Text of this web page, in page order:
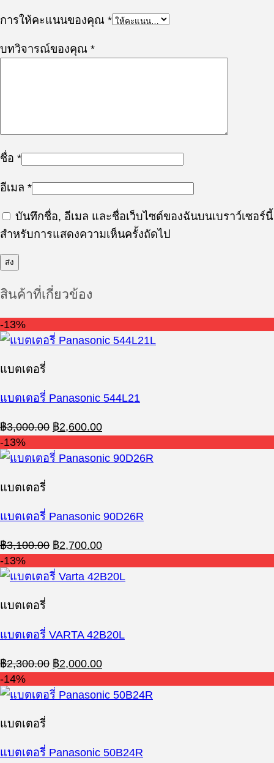
การให้คะแนนของคุณ *
บทวิจารณ์ของคุณ *
ชื่อ *
อีเมล *
บันทึกชื่อ, อีเมล และชื่อเว็บไซต์ของฉันบนเบราว์เซอร์นี้
สำหรับการแสดงความเห็นครั้งถัดไป
สินค้าที่เกี่ยวข้อง
-13%
แบตเตอรี่
แบตเตอรี่ Panasonic 544L21
฿3,000.00 Original
price
was:
฿3,000.00.
฿2,600.00Current
price
is:
฿2,600.00.
-13%
แบตเตอรี่
แบตเตอรี่ Panasonic 90D26R
฿3,100.00 Original
price
was:
฿3,100.00.
฿2,700.00Current
price
is:
฿2,700.00.
-13%
แบตเตอรี่
แบตเตอรี่ VARTA 42B20L
฿2,300.00 Original
price
was:
฿2,300.00.
฿2,000.00Current
price
is:
฿2,000.00.
-14%
แบตเตอรี่
แบตเตอรี่ Panasonic 50B24R